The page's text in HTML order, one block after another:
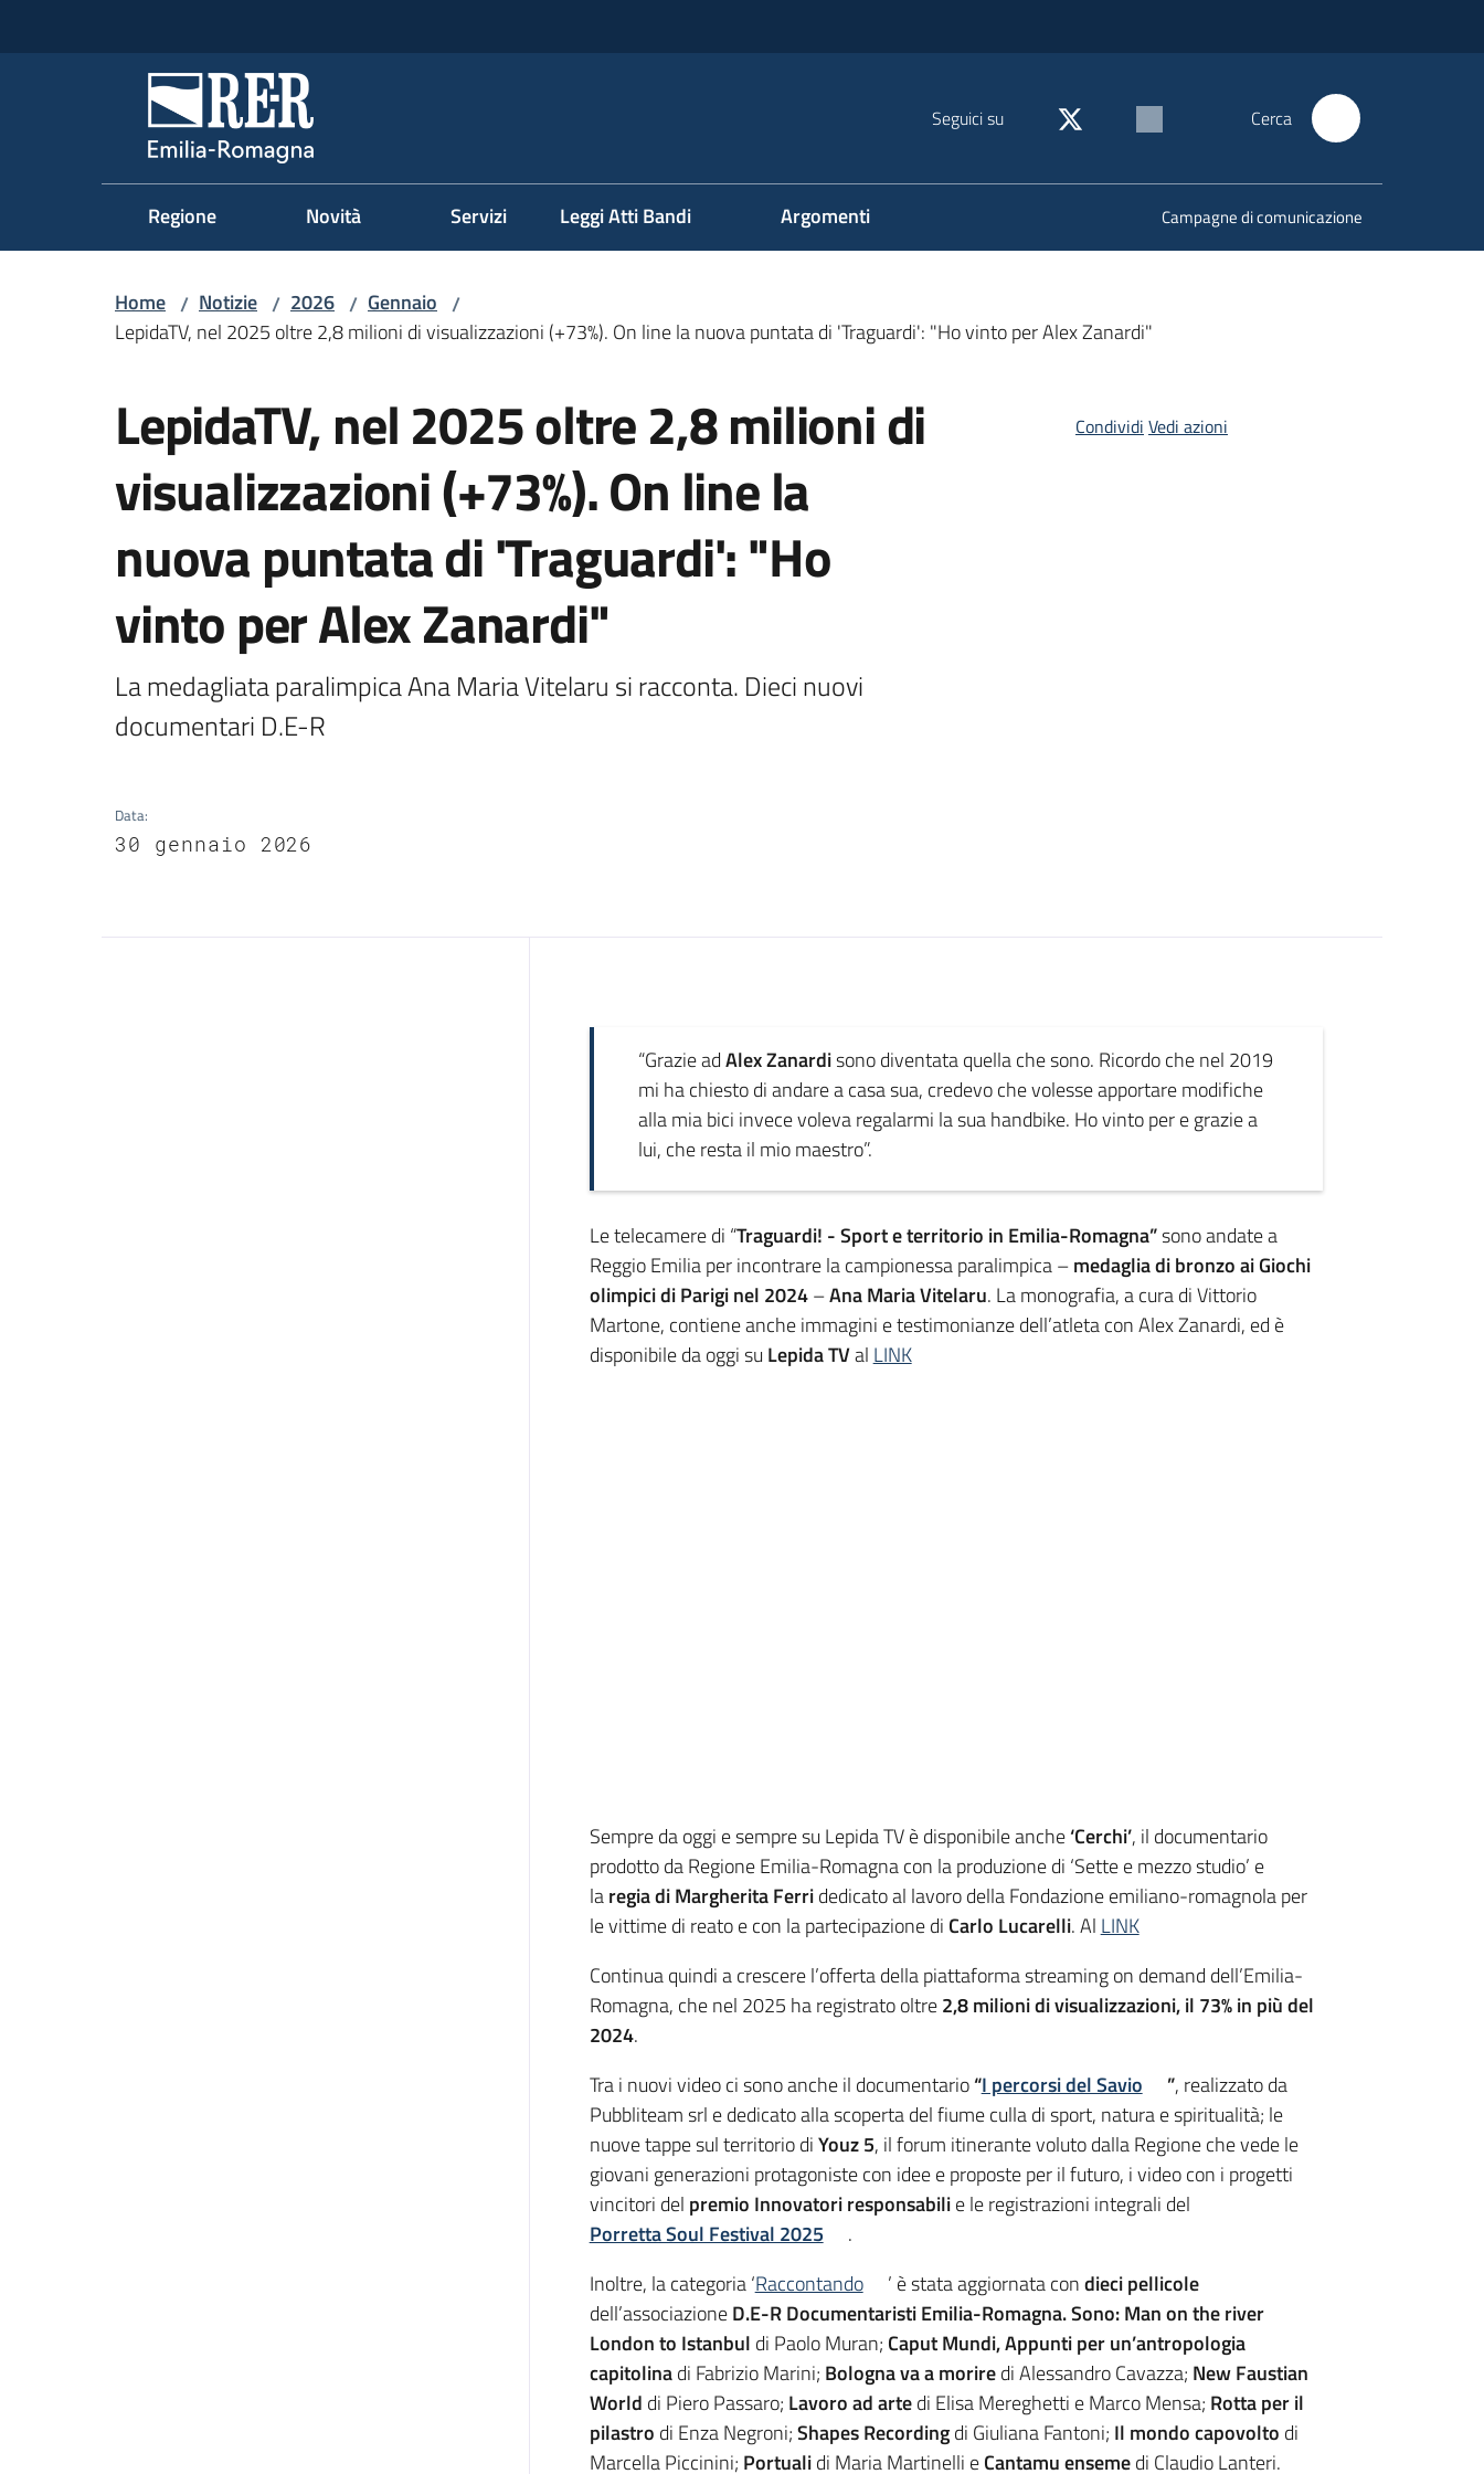
Regione Emilia-Romagna Seguici su Cerca
Regione Novità Servizi Leggi Atti Bandi Argomenti Campagne di comunicazione
Home / Notizie / 2026 / Gennaio /
LepidaTV, nel 2025 oltre 2,8 milioni di visualizzazioni (+73%). On line la nuova puntata di 'Traguardi': "Ho vinto per Alex Zanardi"
LepidaTV, nel 2025 oltre 2,8 milioni di
visualizzazioni (+73%). On line la
nuova puntata di 'Traguardi': "Ho
vinto per Alex Zanardi"
La medagliata paralimpica Ana Maria Vitelaru si racconta. Dieci nuovi
documentari D.E-R
Data:
30 gennaio 2026
Condividi Vedi azioni
Introduzione
“Grazie adAlex Zanardisono diventata quella che sono. Ricordo che nel 2019
mi ha chiesto di andare a casa sua, credevo che volesse apportare modifiche
alla mia bici invece voleva regalarmi la sua handbike. Ho vinto per e grazie a
lui, che resta il mio maestro”.
Le telecamere di “Traguardi! - Sport e territorio in Emilia-Romagna”sono andate a
Reggio Emilia per incontrare la campionessa paralimpica –medaglia di bronzo ai Giochi
olimpici di Parigi nel 2024–Ana Maria Vitelaru. La monografia, a cura di Vittorio
Martone, contiene anche immagini e testimonianze dell’atleta con Alex Zanardi, ed è
disponibile da oggi su Lepida TVal LINK
Sempre da oggi e sempre su Lepida TV è disponibile anche‘Cerchi’, il documentario
prodotto da Regione Emilia-Romagna con la produzione di ‘Sette e mezzo studio’ e
laregia di Margherita Ferridedicato al lavoro della Fondazione emiliano-romagnola per
le vittime di reato e con la partecipazione di Carlo Lucarelli. Al LINK
Continua quindi a crescere l’offerta della piattaforma streaming on demand dell’Emilia-
Romagna, che nel 2025 ha registrato oltre2,8 milioni di visualizzazioni, il 73% in più del
2024.
Tra i nuovi video ci sono anche il documentario“I percorsi del Savio ”, realizzato da
Pubbliteam srl e dedicato alla scoperta del fiume culla di sport, natura e spiritualità; le
nuove tappe sul territorio diYouz 5, il forum itinerante voluto dalla Regione che vede le
giovani generazioni protagoniste con idee e proposte per il futuro, i video con i progetti
vincitori del premio Innovatori responsabilie le registrazioni integrali del
Porretta Soul Festival 2025
.
Inoltre, la categoria ‘Raccontando ’ è stata aggiornata condiecipellicole
dell’associazioneD.E-R Documentaristi Emilia-Romagna.Sono:Man on the river
London to Istanbul di Paolo Muran; Caput Mundi, Appunti per un’antropologia
capitolinadi Fabrizio Marini; Bologna va a moriredi Alessandro Cavazza; New Faustian
World di Piero Passaro; Lavoro ad artedi Elisa Mereghetti e Marco Mensa; Rotta per il
pilastro di Enza Negroni;Shapes Recordingdi Giuliana Fantoni; Il mondo capovolto di
Marcella Piccinini; Portualidi Maria Martinelli eCantamu ensemedi Claudio Lanteri.